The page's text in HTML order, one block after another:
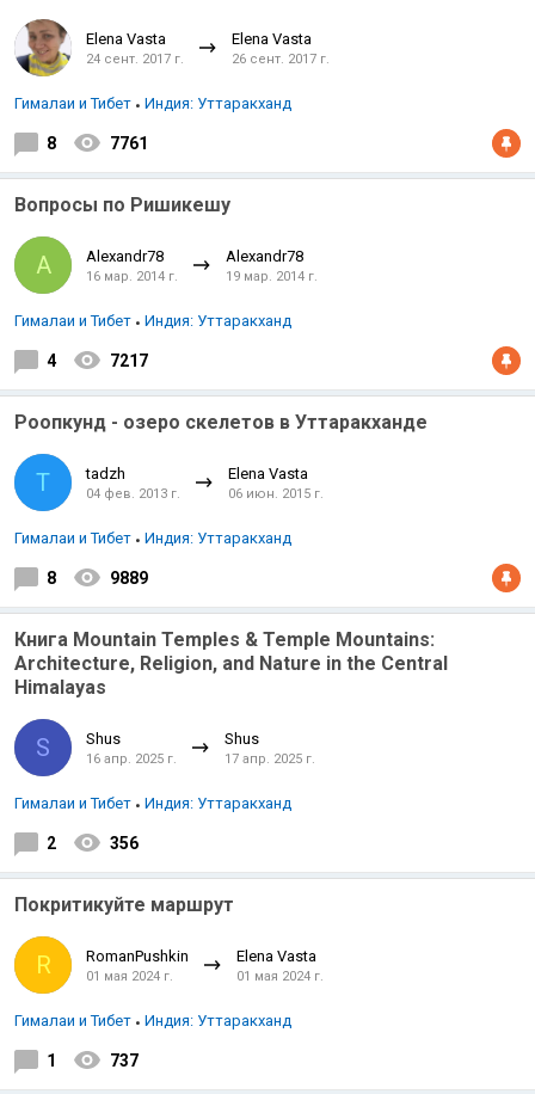
Elena Vasta
24 сент. 2017 г.
Elena Vasta
26 сент. 2017 г.
Гималаи и Тибет Индия: Уттаракханд
8 7761
Вопросы по Ришикешу
A Alexandr78
16 мар. 2014 г.
Alexandr78
19 мар. 2014 г.
Гималаи и Тибет Индия: Уттаракханд
4 7217
Роопкунд - озеро скелетов в Уттаракханде
T tadzh
04 фев. 2013 г.
Elena Vasta
06 июн. 2015 г.
Гималаи и Тибет Индия: Уттаракханд
8 9889
Книга Mountain Temples & Temple Mountains:
Architecture, Religion, and Nature in the Central
Himalayas
S Shus
16 апр. 2025 г.
Shus
17 апр. 2025 г.
Гималаи и Тибет Индия: Уттаракханд
2 356
Покритикуйте маршрут
R RomanPushkin
01 мая 2024 г.
Elena Vasta
01 мая 2024 г.
Гималаи и Тибет Индия: Уттаракханд
1 737